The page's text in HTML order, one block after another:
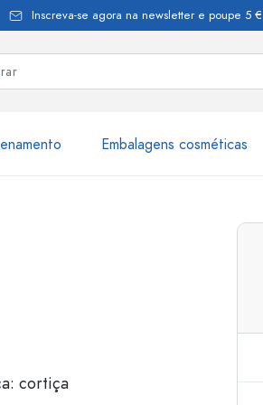
Inscreva-se agora na newsletter e poupe 5 €
Embalagens cosméticas
Frascos de pulverização